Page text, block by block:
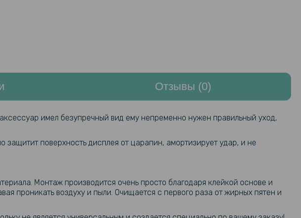
Отзывы (0)
имел безупречный вид ему непременно нужен правильный уход,
защитит поверхность дисплея от царапин, амортизирует удар, и не
Монтаж производится очень просто благодаря клейкой основе и
проникать воздуху и пыли. Очищается с первого раза от жирных пятен и